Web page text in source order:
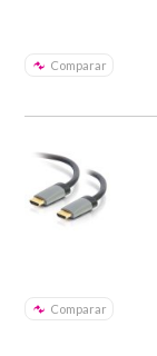
Comparar
Comparar